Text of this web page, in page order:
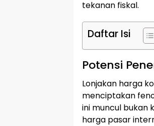
tekanan fiskal.
Daftar Isi
Potensi
Lonjakan harga
menciptakan
ini muncul bukan
harga pasar